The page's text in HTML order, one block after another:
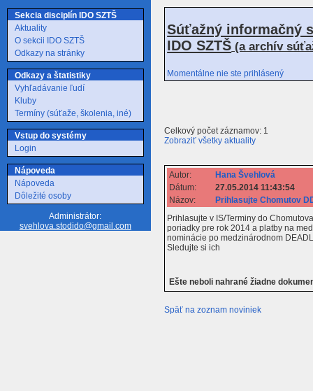
Sekcia disciplín IDO SZTŠ
Aktuality
O sekcii IDO SZTŠ
Odkazy na stránky
Odkazy a štatistiky
Vyhľadávanie ľudí
Kluby
Termíny (súťaže, školenia, iné)
Vstup do systémy
Login
Nápoveda
Nápoveda
Dôležité osoby
Administrátor:
svehlova.stodido@gmail.com
Súťažný informačný
IDO SZTŠ (a archív
Momentálne nie ste prihlásený
Celkový počet záznamov: 1
Zobraziť všetky aktuality
Autor:
Hana Švehlová
Dátum:
27.05.2014 11:43:54
Názov:
Prihlasujte Chomutov
Prihlasujte v IS/Terminy do
poriadky pre rok 2014 a platby na
nominácie po medzinárodnom
Sledujte si ich
Ešte neboli nahrané žiadne
Späť na zoznam noviniek